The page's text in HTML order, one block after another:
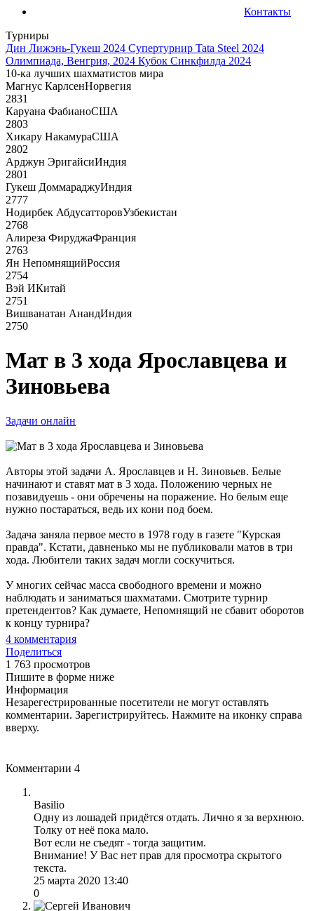
Контакты
Турниры
Дин Лижэнь-Гукеш 2024 Супертурнир Tata Steel 2024
Олимпиада, Венгрия, 2024 Кубок Синкфилда 2024
10-ка лучших шахматистов мира
Магнус КарлсенНорвегия
2831
Каруана ФабианоСША
2803
Хикару НакамураСША
2802
Арджун ЭригайсиИндия
2801
Гукеш ДоммараджуИндия
2777
Нодирбек АбдусатторовУзбекистан
2768
Алиреза ФируджаФранция
2763
Ян НепомнящийРоссия
2754
Вэй ИКитай
2751
Вишванатан АнандИндия
2750
Мат в 3 хода Ярославцева и
Зиновьева
Задачи онлайн
Авторы этой задачи А. Ярославцев и Н. Зиновьев. Белые
начинают и ставят мат в 3 хода. Положению черных не
позавидуешь - они обречены на поражение. Но белым еще
нужно постараться, ведь их кони под боем.
Задача заняла первое место в 1978 году в газете "Курская
правда". Кстати, давненько мы не публиковали матов в три
хода. Любители таких задач могли соскучиться.
У многих сейчас масса свободного времени и можно
наблюдать и заниматься шахматами. Смотрите турнир
претендентов? Как думаете, Непомнящий не сбавит оборотов
к концу турнира?
4 комментария
Поделиться
1 763 просмотров
Пишите в форме ниже
Информация
Незарегестрированные посетители не могут оставлять
комментарии. Зарегистрируйтесь. Нажмите на иконку справа
вверху.
Комментарии 4
Basilio
Одну из лошадей придётся отдать. Лично я за верхнюю.
Толку от неё пока мало.
Вот если не съедят - тогда защитим.
Внимание! У Вас нет прав для просмотра скрытого
текста.
25 марта 2020 13:40
0